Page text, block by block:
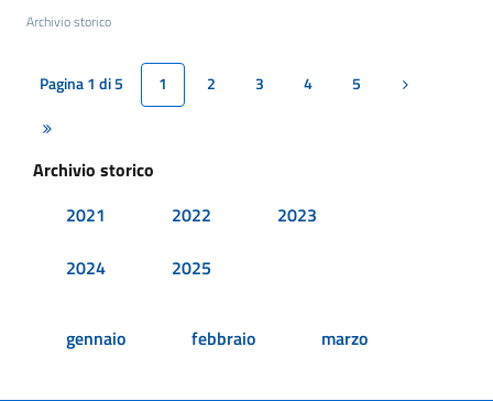
Archivio storico
Pagina 1 di 5 1 2 3 4 5
Pagina
Ultima pagina
Archivio storico
2021
2022
2023
2024
2025
gennaio febbraio marzo